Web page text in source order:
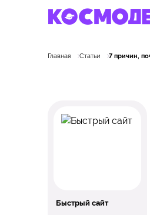
Главная Статьи 7 причин,
Быстрый сайт